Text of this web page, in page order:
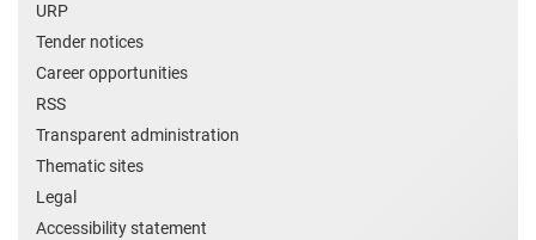
URP
Tender notices
Career opportunities
RSS
Transparent administration
Thematic sites
Legal
Accessibility statement